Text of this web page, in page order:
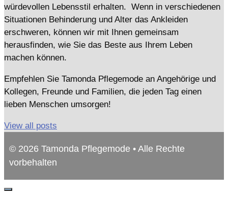
würdevollen Lebensstil erhalten. Wenn in verschiedenen
Situationen Behinderung und Alter das Ankleiden
erschweren, können wir mit Ihnen gemeinsam
herausfinden, wie Sie das Beste aus Ihrem Leben
machen können.
Empfehlen Sie Tamonda Pflegemode an Angehörige und
Kollegen, Freunde und Familien, die jeden Tag einen
lieben Menschen umsorgen!
View all posts
© 2026 Tamonda Pflegemode • Alle Rechte
vorbehalten
Schließen